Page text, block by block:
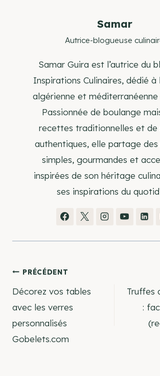
Samar
Autrice-blogueuse
Samar Guira est l’autrice du
Inspirations Culinaires, dédié à
algérienne et
Passionnée de boulange
recettes traditionnelles et de
authentiques, elle partage
simples, gourmandes et
inspirées de son héritage
ses inspirations du
Navigation
de
l’article
PRÉCÉDENT
Décorez vos tables
avec les verres
personnalisés
Gobelets.com
Truffes
: